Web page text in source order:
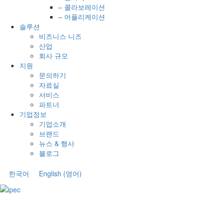
– 콜라보레이션
– 어플리케이션
솔루션
비즈니스 니즈
산업
회사 규모
지원
문의하기
자료실
서비스
파트너
기업정보
기업소개
브랜드
뉴스 & 행사
블로그
한국어 English (영어)